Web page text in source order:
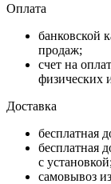
Оплата
банковской
продаж;
счет на
физических
Доставка
бесплатная
бесплатная
с установкой;
самовывоз